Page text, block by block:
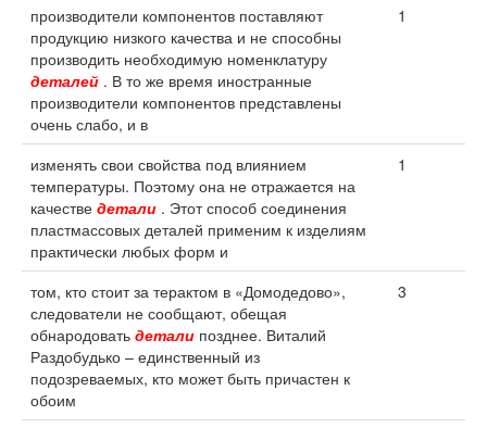
производители компонентов поставляют
продукцию низкого качества и не способны
производить необходимую номенклатуру
деталей . В то же время иностранные
производители компонентов представлены
очень слабо, и в
1
изменять свои свойства под влиянием
температуры. Поэтому она не отражается на
качестве детали . Этот способ соединения
пластмассовых деталей применим к изделиям
практически любых форм и
1
том, кто стоит за терактом в «Домодедово»,
следователи не сообщают, обещая
обнародовать детали позднее. Виталий
Раздобудько – единственный из
подозреваемых, кто может быть причастен к
обоим
3